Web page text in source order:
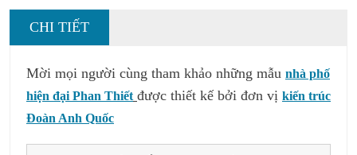
CHI TIẾT
Mời mọi người cùng tham khảo những mẫu nhà phố
hiện đại Phan Thiết được thiết kế bởi đơn vị kiến trúc
Đoàn Anh Quốc